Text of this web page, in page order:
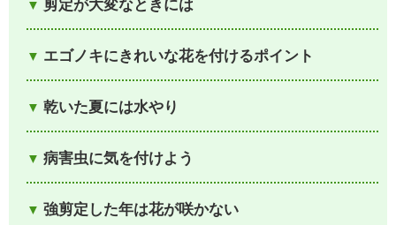
エゴノキにきれいな花を付けるポイント
乾いた夏には水やり
病害虫に気を付けよう
強剪定した年は花が咲かない